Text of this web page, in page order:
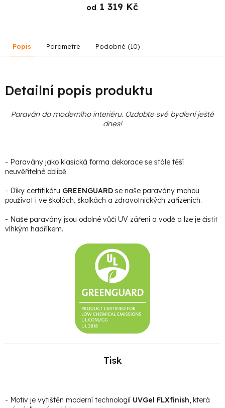
od 1 319 Kč
Popis Parametre Podobné (10)
Detailní popis produktu
Paraván do moderního interiéru. Ozdobte své bydlení ještě
dnes!
- Paravány jako klasická forma dekorace se stále těší
neuvěřitelné oblibě.
- Díky certifikátu GREENGUARD se naše paravány mohou
používat i ve školách, školkách a zdravotnických zařízeních.
- Naše paravány jsou odolné vůči UV záření a vodě a lze je čistit
vlhkým hadříkem.
Tisk
- Motiv je vytištěn moderní technologií UVGel FLXfinish, která